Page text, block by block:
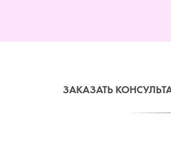
ЗАКАЗАТЬ